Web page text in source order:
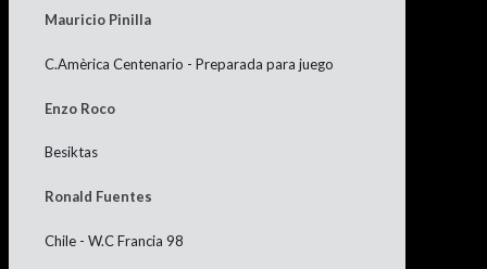
Mauricio Pinilla
C.Amèrica Centenario - Preparada para juego
Enzo Roco
Besiktas
Ronald Fuentes
Chile - W.C Francia 98